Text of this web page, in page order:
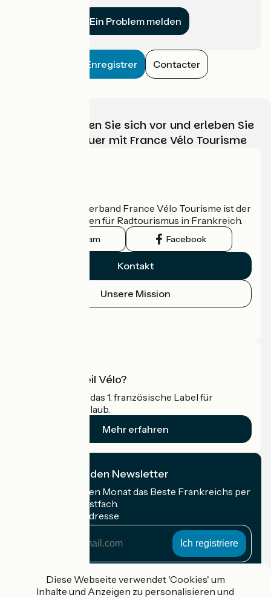
Ein Problem melden
Enregistrer Contacter
Wählen, bereiten Sie sich vor und erleben Sie
Ihr Radabenteuer mit France Vélo Tourisme
Der nationale Verband France Vélo Tourisme ist der
offizielle Leitfaden für Radtourismus in Frankreich.
Instagram Facebook
Kontakt
Unsere Mission
Was ist Accueil Vélo?
Accueil Vélo ist das 1. französische Label für
Radfahrer im Urlaub.
Mehr erfahren
Ich abonniere den Newsletter
Erhalten Sie jeden Monat das Beste Frankreichs per
Rad in Ihrem Postfach.
Meine E-Mail-Adresse
Adresse
Gefördert im Rahmen von Destination France
Diese Webseite verwendet 'Cookies' um
Inhalte und Anzeigen zu personalisieren und